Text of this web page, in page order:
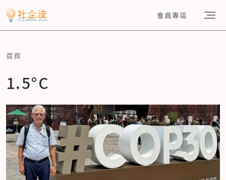
會員專區
首頁
1.5°C